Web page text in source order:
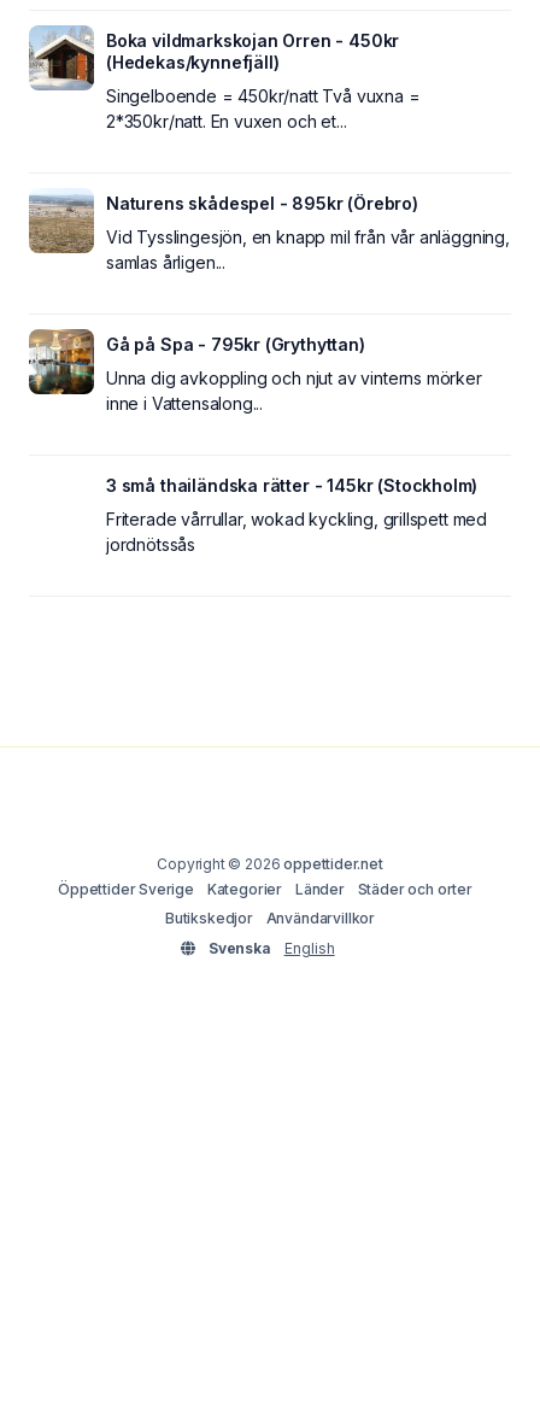
Boka vildmarkskojan Orren - 450kr
(Hedekas/kynnefjäll)
Singelboende = 450kr/natt Två vuxna =
2*350kr/natt. En vuxen och et...
Naturens skådespel - 895kr (Örebro)
Vid Tysslingesjön, en knapp mil från vår anläggning,
samlas årligen...
Gå på Spa - 795kr (Grythyttan)
Unna dig avkoppling och njut av vinterns mörker
inne i Vattensalong...
3 små thailändska rätter - 145kr (Stockholm)
Friterade vårrullar, wokad kyckling, grillspett med
jordnötssås
Copyright © 2026oppettider.net
Öppettider Sverige
Kategorier Länder
Städer och orter
Butikskedjor
Användarvillkor
Svenska
English